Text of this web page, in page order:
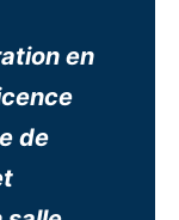
en
de